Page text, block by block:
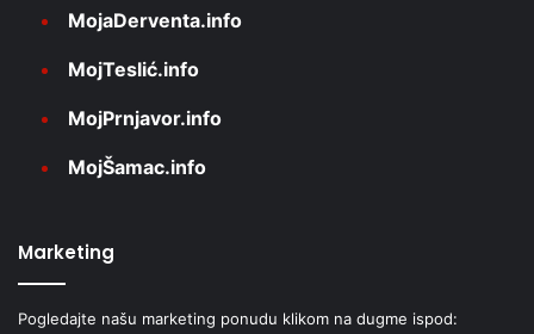
MojaDerventa.info
MojTeslić.info
MojPrnjavor.info
MojŠamac.info
Marketing
Pogledajte našu marketing ponudu klikom na dugme ispod: